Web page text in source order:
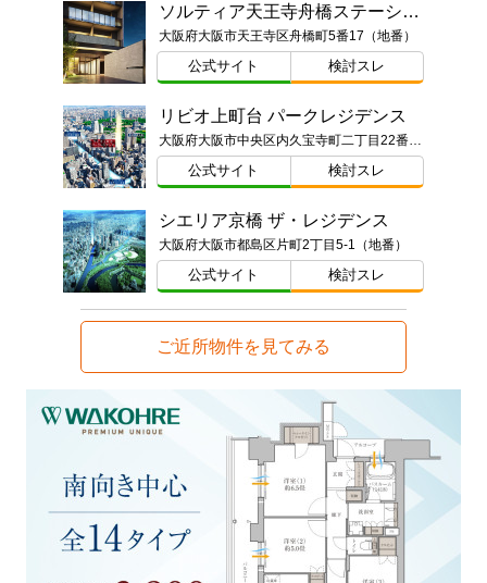
ソルティア天王寺舟橋ステーションゲート
大阪府大阪市天王寺区舟橋町5番17（地番）
公式サイト 検討スレ
リビオ上町台 パークレジデンス
大阪府大阪市中央区内久宝寺町二丁目22番甲（地番）
公式サイト 検討スレ
シエリア京橋 ザ・レジデンス
大阪府大阪市都島区片町2丁目5-1（地番）
公式サイト 検討スレ
ご近所物件を見てみる